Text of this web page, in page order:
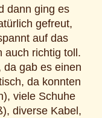
dann ging es
gefreut,
auf das
auch richtig toll.
da gab es einen
da konnten
viele Schuhe
diverse Kabel,